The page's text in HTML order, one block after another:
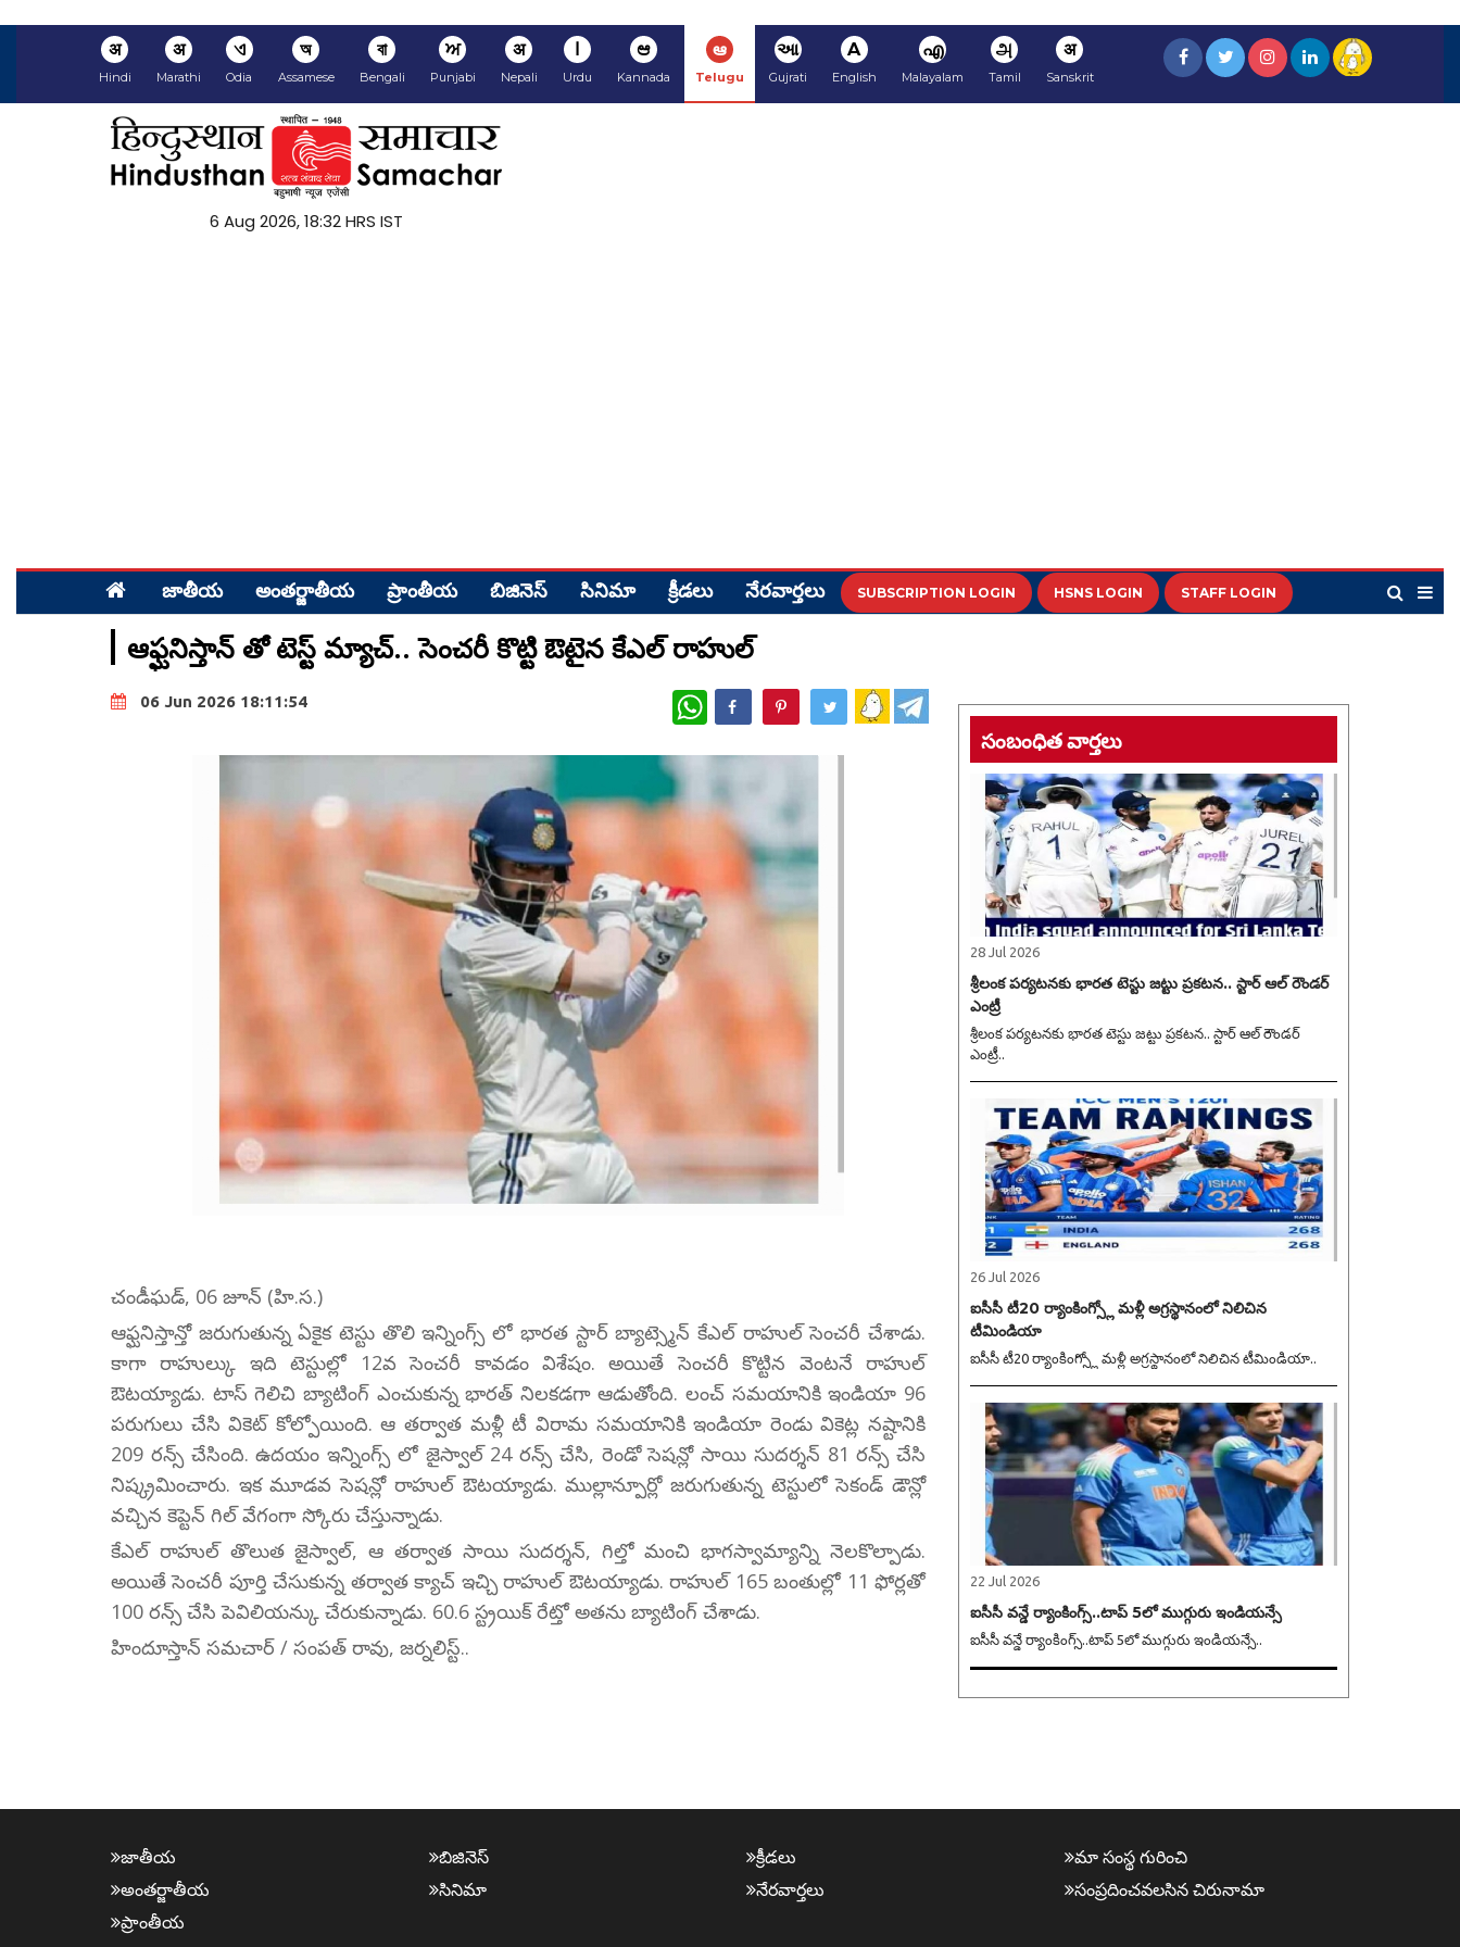
अ
Hindi
अ
Marathi
ଏ
Odia
অ
Assamese
বা
Bengali
ਅ
Punjabi
अ
Nepali
ا
Urdu
ಆ
Kannada
ఆ
Telugu
આ
Gujrati
A
English
എ
Malayalam
அ
Tamil
अ
Sanskrit
6 Aug 2026, 18:32 HRS IST
జాతీయ అంత‌ర్జాతీయ ప్రాంతీయ‌ బిజినెస్ సినిమా క్రీడ‌లు నేర‌వార్త‌లు SUBSCRIPTION LOGIN HSNS LOGIN STAFF LOGIN
ఆఫ్ఘనిస్తాన్ తో టెస్ట్ మ్యాచ్.. సెంచరీ కొట్టి ఔటైన కేఎల్ రాహుల్
06 Jun 2026 18:11:54 WhatsApp
చండీఘడ్, 06 జూన్ (హి.స.)
ఆఫ్ఘనిస్తాన్తో జరుగుతున్న ఏకైక టెస్టు తొలి ఇన్నింగ్స్ లో భారత స్టార్ బ్యాట్స్మెన్ కేఎల్ రాహుల్ సెంచరీ చేశాడు.
కాగా రాహుల్కు ఇది టెస్టుల్లో 12వ సెంచరీ కావడం విశేషం. అయితే సెంచరీ కొట్టిన వెంటనే రాహుల్
ఔటయ్యాడు. టాస్ గెలిచి బ్యాటింగ్ ఎంచుకున్న భారత్ నిలకడగా ఆడుతోంది. లంచ్ సమయానికి ఇండియా 96
పరుగులు చేసి వికెట్ కోల్పోయింది. ఆ తర్వాత మళ్లీ టీ విరామ సమయానికి ఇండియా రెండు వికెట్ల నష్టానికి
209 రన్స్ చేసింది. ఉదయం ఇన్నింగ్స్ లో జైస్వాల్ 24 రన్స్ చేసి, రెండో సెషన్లో సాయి సుదర్శన్ 81 రన్స్ చేసి
నిష్క్రమించారు. ఇక మూడవ సెషన్లో రాహుల్ ఔటయ్యాడు. ముల్లాన్పూర్లో జరుగుతున్న టెస్టులో సెకండ్ డౌన్లో
వచ్చిన కెప్టెన్ గిల్ వేగంగా స్కోరు చేస్తున్నాడు.
కేఎల్ రాహుల్ తొలుత జైస్వాల్, ఆ తర్వాత సాయి సుదర్శన్, గిల్తో మంచి భాగస్వామ్యాన్ని నెలకొల్పాడు.
అయితే సెంచరీ పూర్తి చేసుకున్న తర్వాత క్యాచ్ ఇచ్చి రాహుల్ ఔటయ్యాడు. రాహుల్ 165 బంతుల్లో 11 ఫోర్లతో
100 రన్స్ చేసి పెవిలియన్కు చేరుకున్నాడు. 60.6 స్ట్రయిక్ రేట్తో అతను బ్యాటింగ్ చేశాడు.
హిందూస్తాన్ సమచార్ / సంపత్ రావు, జర్నలిస్ట్..
సంబంధిత వార్తలు
28 Jul 2026
శ్రీలంక పర్యటనకు భారత టెస్టు జట్టు ప్రకటన.. స్టార్ ఆల్ రౌండర్
ఎంట్రీ
శ్రీలంక పర్యటనకు భారత టెస్టు జట్టు ప్రకటన.. స్టార్ ఆల్ రౌండర్
ఎంట్రీ..
26 Jul 2026
ఐసీసీ టీ20 ర్యాంకింగ్స్లో మళ్లీ అగ్రస్థానంలో నిలిచిన
టీమిండియా
ఐసీసీ టీ20 ర్యాంకింగ్స్లో మళ్లీ అగ్రస్థానంలో నిలిచిన టీమిండియా..
22 Jul 2026
ఐసీసీ వన్డే ర్యాంకింగ్స్..టాప్ 5లో ముగ్గురు ఇండియన్సే
ఐసీసీ వన్డే ర్యాంకింగ్స్..టాప్ 5లో ముగ్గురు ఇండియన్సే..
జాతీయ
అంత‌ర్జాతీయ
ప్రాంతీయ‌
బిజినెస్
సినిమా
క్రీడ‌లు
నేర‌వార్త‌లు
మా సంస్థ గురించి
సంప్ర‌దించవ‌ల‌సిన‌ చిరునామా